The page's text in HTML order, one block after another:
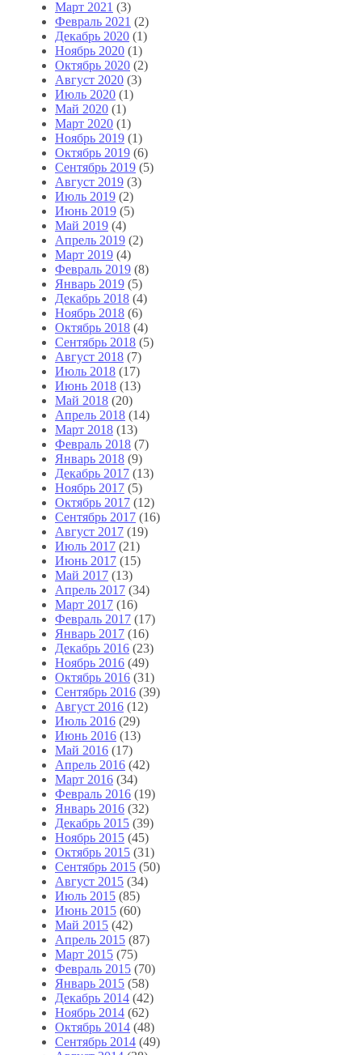
Март 2021 (3)
Февраль 2021 (2)
Декабрь 2020 (1)
Ноябрь 2020 (1)
Октябрь 2020 (2)
Август 2020 (3)
Июль 2020 (1)
Май 2020 (1)
Март 2020 (1)
Ноябрь 2019 (1)
Октябрь 2019 (6)
Сентябрь 2019 (5)
Август 2019 (3)
Июль 2019 (2)
Июнь 2019 (5)
Май 2019 (4)
Апрель 2019 (2)
Март 2019 (4)
Февраль 2019 (8)
Январь 2019 (5)
Декабрь 2018 (4)
Ноябрь 2018 (6)
Октябрь 2018 (4)
Сентябрь 2018 (5)
Август 2018 (7)
Июль 2018 (17)
Июнь 2018 (13)
Май 2018 (20)
Апрель 2018 (14)
Март 2018 (13)
Февраль 2018 (7)
Январь 2018 (9)
Декабрь 2017 (13)
Ноябрь 2017 (5)
Октябрь 2017 (12)
Сентябрь 2017 (16)
Август 2017 (19)
Июль 2017 (21)
Июнь 2017 (15)
Май 2017 (13)
Апрель 2017 (34)
Март 2017 (16)
Февраль 2017 (17)
Январь 2017 (16)
Декабрь 2016 (23)
Ноябрь 2016 (49)
Октябрь 2016 (31)
Сентябрь 2016 (39)
Август 2016 (12)
Июль 2016 (29)
Июнь 2016 (13)
Май 2016 (17)
Апрель 2016 (42)
Март 2016 (34)
Февраль 2016 (19)
Январь 2016 (32)
Декабрь 2015 (39)
Ноябрь 2015 (45)
Октябрь 2015 (31)
Сентябрь 2015 (50)
Август 2015 (34)
Июль 2015 (85)
Июнь 2015 (60)
Май 2015 (42)
Апрель 2015 (87)
Март 2015 (75)
Февраль 2015 (70)
Январь 2015 (58)
Декабрь 2014 (42)
Ноябрь 2014 (62)
Октябрь 2014 (48)
Сентябрь 2014 (49)